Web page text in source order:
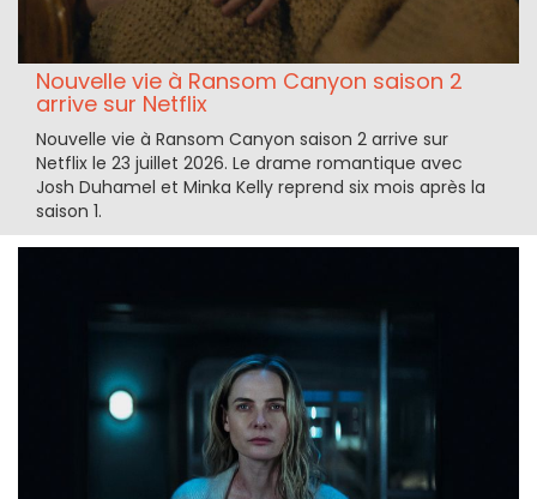
Nouvelle vie à Ransom Canyon saison 2
arrive sur Netflix
Nouvelle vie à Ransom Canyon saison 2 arrive sur
Netflix le 23 juillet 2026. Le drame romantique avec
Josh Duhamel et Minka Kelly reprend six mois après la
saison 1.